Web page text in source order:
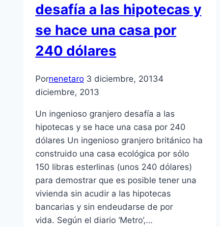
desafía a las hipotecas y
se hace una casa por
240 dólares
Pornenetaro 3 diciembre, 20134
diciembre, 2013
Un ingenioso granjero desafía a las
hipotecas y se hace una casa por 240
dólares Un ingenioso granjero británico ha
construido una casa ecológica por sólo
150 libras esterlinas (unos 240 dólares)
para demostrar que es posible tener una
vivienda sin acudir a las hipotecas
bancarias y sin endeudarse de por
vida. Según el diario ‘Metro’,…